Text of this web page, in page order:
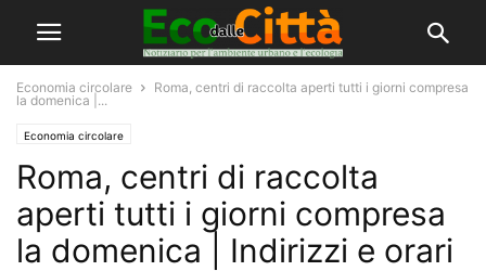
Economia circolare
Roma, centri di raccolta aperti tutti i giorni compresa
la domenica |...
Economia circolare
Roma, centri di raccolta
aperti tutti i giorni compresa
la domenica | Indirizzi e orari